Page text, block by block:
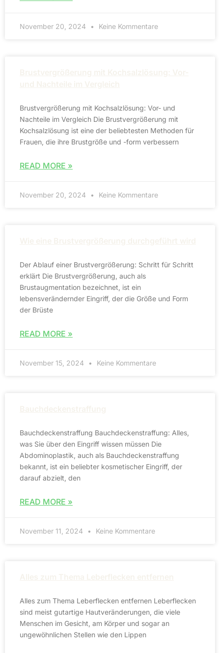
November 20, 2024 Keine Kommentare
Brustvergrößerung mit Kochsalzlösung: Vor- und
Nachteile im Vergleich Die Brustvergrößerung mit
Kochsalzlösung ist eine der beliebtesten Methoden für
Frauen, die ihre Brustgröße und -form verbessern
READ MORE »
November 20, 2024 Keine Kommentare
Der Ablauf einer Brustvergrößerung: Schritt für Schritt
erklärt Die Brustvergrößerung, auch als
Brustaugmentation bezeichnet, ist ein
lebensverändernder Eingriff, der die Größe und Form
der Brüste
READ MORE »
November 15, 2024 Keine Kommentare
Bauchdeckenstraffung Bauchdeckenstraffung: Alles,
was Sie über den Eingriff wissen müssen Die
Abdominoplastik, auch als Bauchdeckenstraffung
bekannt, ist ein beliebter kosmetischer Eingriff, der
darauf abzielt, den
READ MORE »
November 11, 2024 Keine Kommentare
Alles zum Thema Leberflecken entfernen Leberflecken
sind meist gutartige Hautveränderungen, die viele
Menschen im Gesicht, am Körper und sogar an
ungewöhnlichen Stellen wie den Lippen